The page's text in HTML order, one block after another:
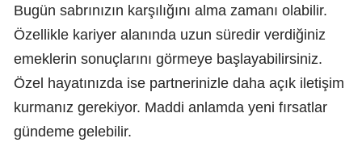
Bugün sabrınızın karşılığını alma zamanı olabilir.
Özellikle kariyer alanında uzun süredir verdiğiniz
emeklerin sonuçlarını görmeye başlayabilirsiniz.
Özel hayatınızda ise partnerinizle daha açık iletişim
kurmanız gerekiyor. Maddi anlamda yeni fırsatlar
gündeme gelebilir.